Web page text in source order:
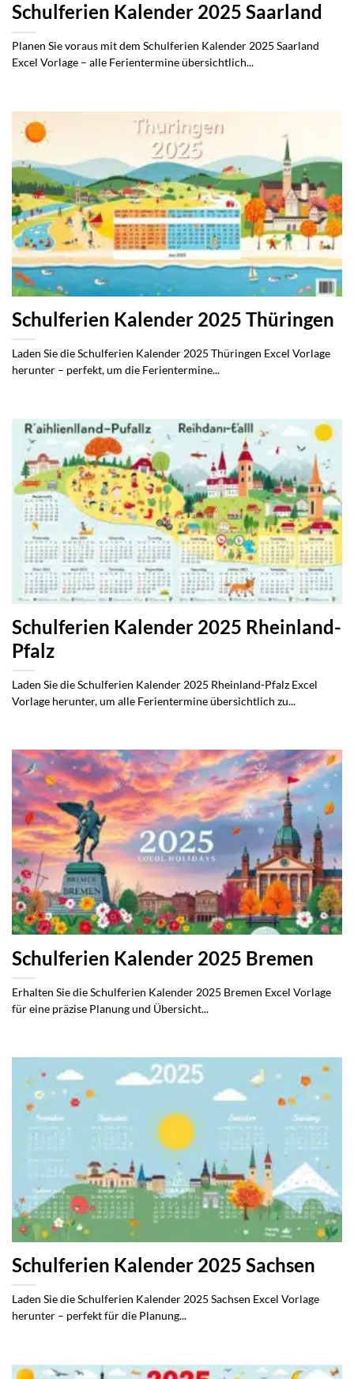
Schulferien Kalender 2025 Saarland
Planen Sie voraus mit dem Schulferien Kalender 2025 Saarland
Excel Vorlage – alle Ferientermine übersichtlich...
Schulferien Kalender 2025 Thüringen
Laden Sie die Schulferien Kalender 2025 Thüringen Excel Vorlage
herunter – perfekt, um die Ferientermine...
Schulferien Kalender 2025 Rheinland-
Pfalz
Laden Sie die Schulferien Kalender 2025 Rheinland-Pfalz Excel
Vorlage herunter, um alle Ferientermine übersichtlich zu...
Schulferien Kalender 2025 Bremen
Erhalten Sie die Schulferien Kalender 2025 Bremen Excel Vorlage
für eine präzise Planung und Übersicht...
Schulferien Kalender 2025 Sachsen
Laden Sie die Schulferien Kalender 2025 Sachsen Excel Vorlage
herunter – perfekt für die Planung...